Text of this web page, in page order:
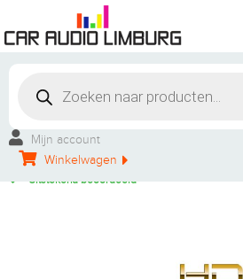
Mijn account
Winkelwagen
Persoonlijke service
Groot aanbod
Uitstekend beoordeeld